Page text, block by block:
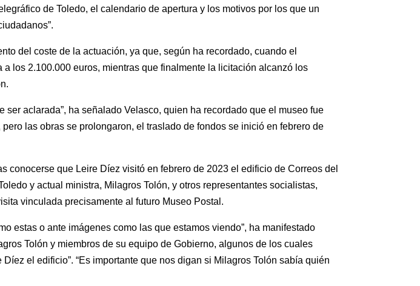
de Toledo, el calendario de apertura y los motivos por los que un
del coste de la actuación, ya que, según ha recordado, cuando el
los 2.100.000 euros, mientras que finalmente la licitación alcanzó los
aclarada”, ha señalado Velasco, quien ha recordado que el museo fue
las obras se prolongaron, el traslado de fondos se inició en febrero de
conocerse que Leire Díez visitó en febrero de 2023 el edificio de Correos del
y actual ministra, Milagros Tolón, y otros representantes socialistas,
vinculada precisamente al futuro Museo Postal.
estas o ante imágenes como las que estamos viendo”, ha manifestado
Tolón y miembros de su equipo de Gobierno, algunos de los cuales
el edificio”. “Es importante que nos digan si Milagros Tolón sabía quién